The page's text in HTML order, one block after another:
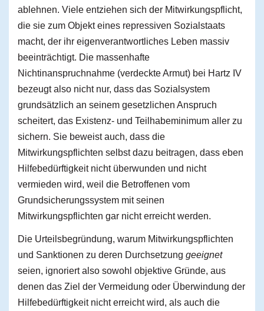
ablehnen. Viele entziehen sich der Mitwirkungspflicht,
die sie zum Objekt eines repressiven Sozialstaats
macht, der ihr eigenverantwortliches Leben massiv
beeinträchtigt. Die massenhafte
Nichtinanspruchnahme (verdeckte Armut) bei Hartz IV
bezeugt also nicht nur, dass das Sozialsystem
grundsätzlich an seinem gesetzlichen Anspruch
scheitert, das Existenz- und Teilhabeminimum aller zu
sichern. Sie beweist auch, dass die
Mitwirkungspflichten selbst dazu beitragen, dass eben
Hilfebedürftigkeit nicht überwunden und nicht
vermieden wird, weil die Betroffenen vom
Grundsicherungssystem mit seinen
Mitwirkungspflichten gar nicht erreicht werden.
Die Urteilsbegründung, warum Mitwirkungspflichten
und Sanktionen zu deren Durchsetzung geeignet
seien, ignoriert also sowohl objektive Gründe, aus
denen das Ziel der Vermeidung oder Überwindung der
Hilfebedürftigkeit nicht erreicht wird, als auch die